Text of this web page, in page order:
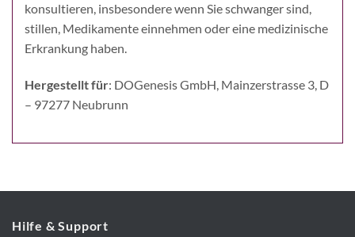
konsultieren, insbesondere wenn Sie schwanger sind,
stillen, Medikamente einnehmen oder eine medizinische
Erkrankung haben.
Hergestellt für: DOGenesis GmbH, Mainzerstrasse 3, D
– 97277 Neubrunn
Hilfe & Support